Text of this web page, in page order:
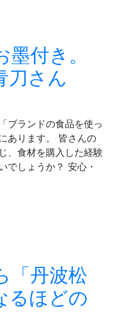
付き。
刀さん
ブランドの食品を使っ
あります。 皆さんの
、食材を購入した経験
でしょうか？ 安心・
「丹波松
るほどの